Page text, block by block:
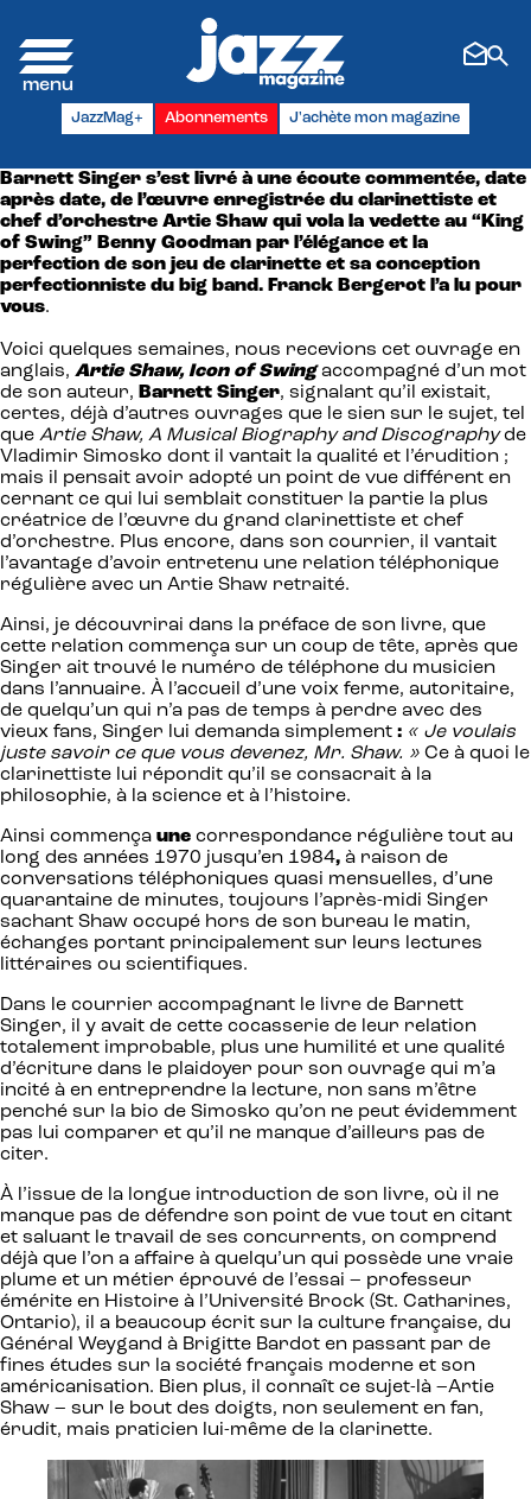
JazzMag+ Abonnements J'achète mon magazine
Barnett Singer s’est livré à une écoute commentée, date
après date, de l’œuvre enregistrée du clarinettiste et
chef d’orchestre Artie Shaw qui vola la vedette au “King
of Swing” Benny Goodman par l’élégance et la
perfection de son jeu de clarinette et sa conception
perfectionniste du big band. Franck Bergerot l’a lu pour
vous.
Voici quelques semaines, nous recevions cet ouvrage en
anglais, Artie Shaw, Icon of Swingaccompagné d’un mot
de son auteur, Barnett Singer, signalant qu’il existait,
certes, déjà d’autres ouvrages que le sien sur le sujet, tel
que Artie Shaw, A Musical Biography and Discographyde
Vladimir Simosko dont il vantait la qualité et l’érudition ;
mais il pensait avoir adopté un point de vue différent en
cernant ce qui lui semblait constituer la partie la plus
créatrice de l’œuvre du grand clarinettiste et chef
d’orchestre. Plus encore, dans son courrier, il vantait
l’avantage d’avoir entretenu une relation téléphonique
régulière avec un Artie Shaw retraité.
Ainsi, je découvrirai dans la préface de son livre, que
cette relation commença sur un coup de tête, après que
Singer ait trouvé le numéro de téléphone du musicien
dans l’annuaire. À l’accueil d’une voix ferme, autoritaire,
de quelqu’un qui n’a pas de temps à perdre avec des
vieux fans, Singer lui demanda simplement : « Je voulais
juste savoir ce que vous devenez, Mr. Shaw. » Ce à quoi le
clarinettiste lui répondit qu’il se consacrait à la
philosophie, à la science et à l’histoire.
Ainsi commença une correspondance régulière tout au
long des années 1970 jusqu’en 1984, à raison de
conversations téléphoniques quasi mensuelles, d’une
quarantaine de minutes, toujours l’après-midi Singer
sachant Shaw occupé hors de son bureau le matin,
échanges portant principalement sur leurs lectures
littéraires ou scientifiques.
Dans le courrier accompagnant le livre de Barnett
Singer, il y avait de cette cocasserie de leur relation
totalement improbable, plus une humilité et une qualité
d’écriture dans le plaidoyer pour son ouvrage qui m’a
incité à en entreprendre la lecture, non sans m’être
penché sur la bio de Simosko qu’on ne peut évidemment
pas lui comparer et qu’il ne manque d’ailleurs pas de
citer.
À l’issue de la longue introduction de son livre, où il ne
manque pas de défendre son point de vue tout en citant
et saluant le travail de ses concurrents, on comprend
déjà que l’on a affaire à quelqu’un qui possède une vraie
plume et un métier éprouvé de l’essai – professeur
émérite en Histoire à l’Université Brock (St. Catharines,
Ontario), il a beaucoup écrit sur la culture française, du
Général Weygand à Brigitte Bardot en passant par de
fines études sur la société français moderne et son
américanisation. Bien plus, il connaît ce sujet-là –Artie
Shaw – sur le bout des doigts, non seulement en fan,
érudit, mais praticien lui-même de la clarinette.